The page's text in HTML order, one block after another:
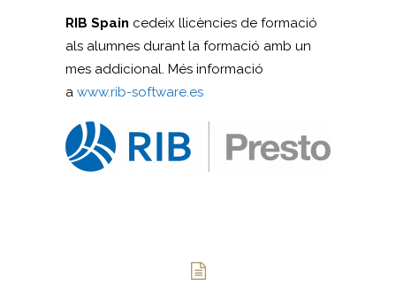
RIB Spain cedeix llicències de formació
als alumnes durant la formació amb un
mes addicional. Més informació
a www.rib-software.es